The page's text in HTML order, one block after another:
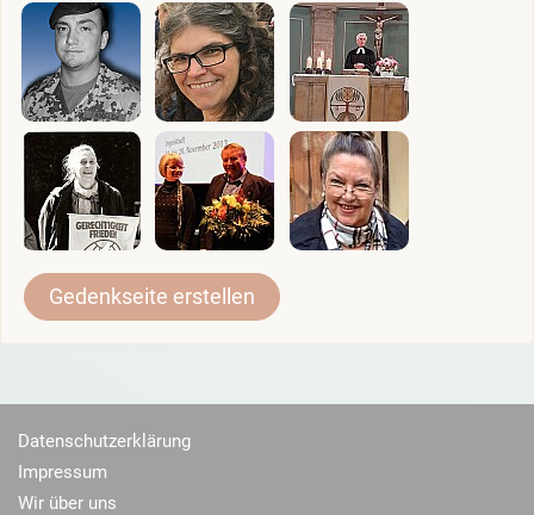
Gedenkseite erstellen
Datenschutzerklärung
Impressum
Wir über uns